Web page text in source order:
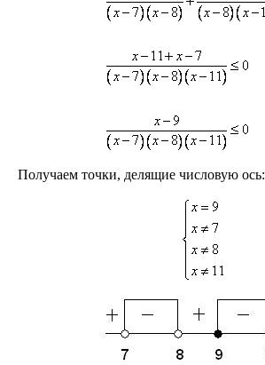
Получаем точки, делящие числовую ось: